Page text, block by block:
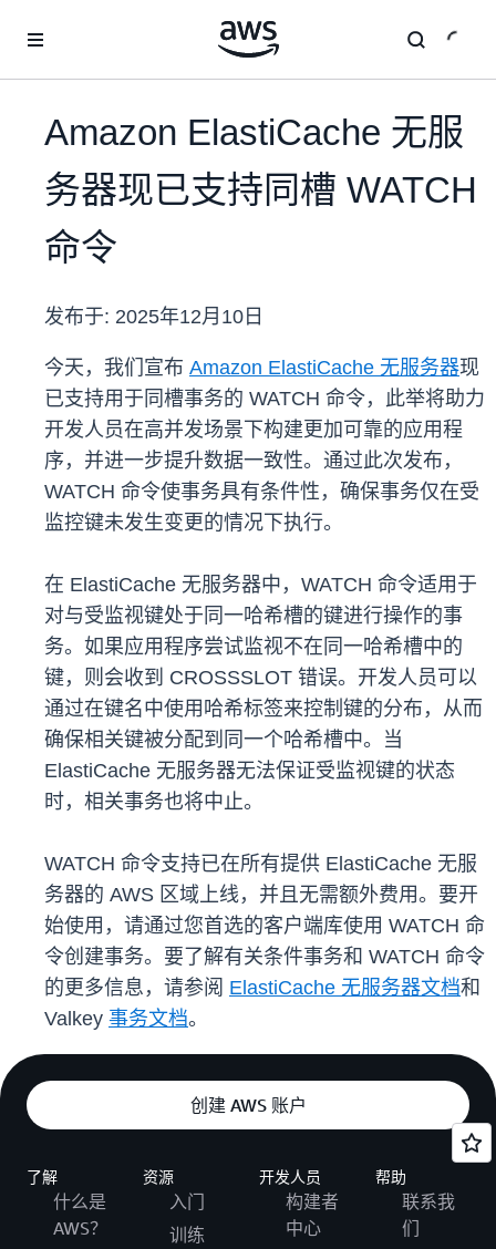
Amazon ElastiCache 无服
务器现已支持同槽 WATCH
命令
发布于: 2025年12月10日
今天，我们宣布 Amazon ElastiCache 无服务器现
已支持用于同槽事务的 WATCH 命令，此举将助力
开发人员在高并发场景下构建更加可靠的应用程
序，并进一步提升数据一致性。通过此次发布，
WATCH 命令使事务具有条件性，确保事务仅在受
监控键未发生变更的情况下执行。
在 ElastiCache 无服务器中，WATCH 命令适用于
对与受监视键处于同一哈希槽的键进行操作的事
务。如果应用程序尝试监视不在同一哈希槽中的
键，则会收到 CROSSSLOT 错误。开发人员可以
通过在键名中使用哈希标签来控制键的分布，从而
确保相关键被分配到同一个哈希槽中。当
ElastiCache 无服务器无法保证受监视键的状态
时，相关事务也将中止。
WATCH 命令支持已在所有提供 ElastiCache 无服
务器的 AWS 区域上线，并且无需额外费用。要开
始使用，请通过您首选的客户端库使用 WATCH 命
令创建事务。要了解有关条件事务和 WATCH 命令
的更多信息，请参阅 ElastiCache 无服务器文档和
Valkey 事务文档。
创建 AWS 账户
了解
什么是
AWS？
资源
入门
训练
开发人员
构建者
中心
帮助
联系我
们